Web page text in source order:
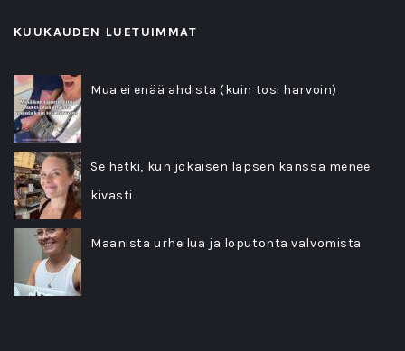
KUUKAUDEN LUETUIMMAT
Mua ei enää ahdista (kuin tosi harvoin)
Se hetki, kun jokaisen lapsen kanssa menee
kivasti
Maanista urheilua ja loputonta valvomista